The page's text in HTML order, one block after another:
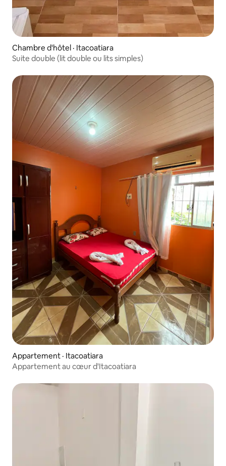
Chambre d'hôtel · Itacoatiara
Suite double (lit double ou lits simples)
Appartement · Itacoatiara
Appartement au cœur d'Itacoatiara